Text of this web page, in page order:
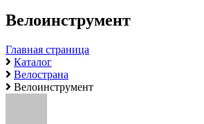
Велоинструмент
Главная страница
Каталог
Велострана
Велоинструмент